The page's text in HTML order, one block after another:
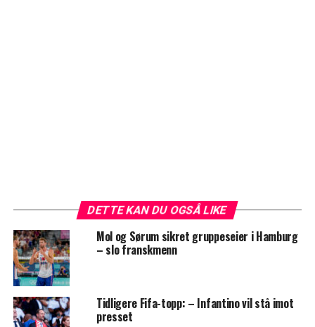
DETTE KAN DU OGSÅ LIKE
Mol og Sørum sikret gruppeseier i Hamburg
– slo franskmenn
Tidligere Fifa-topp: – Infantino vil stå imot
presset